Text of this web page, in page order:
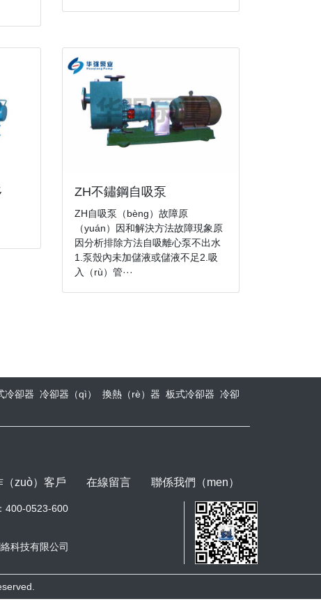
ZH不鏽鋼自吸泵
ZH自吸泵（bèng）故障原
（yuán）因和解決方法故障現象原
因分析排除方法自吸離心泵不出水
1.泵殼內未加儲液或儲液不足2.吸
入（rù）管···
冷卻器 冷卻器（qì） 換熱（rè）器 板式冷卻器 冷卻
（zuò）客戶 在線留言 聯係我們（men）
400-0523-600
科技有限公司